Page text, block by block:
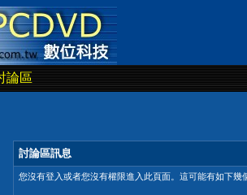
論區
討論區訊息
您沒有登入或者您沒有權限進入此頁面。這可能有如下幾